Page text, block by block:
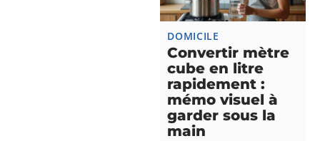
DOMICILE
Convertir mètre
cube en litre
rapidement :
mémo visuel à
garder sous la
main